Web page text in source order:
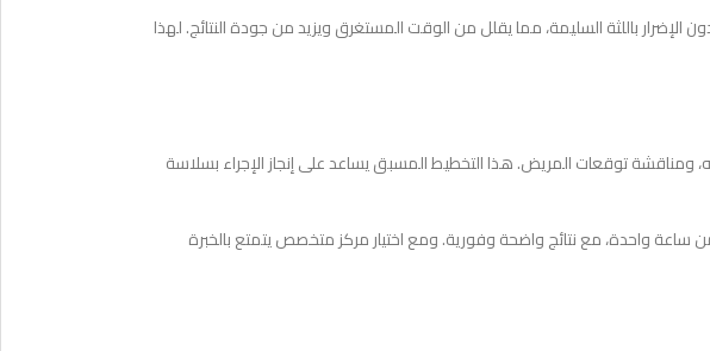
الإضرار باللثة السليمة، مما يقلل من الوقت المستغرق ويزيد من جودة النتائج. لهذا
توقعات المريض. هذا التخطيط المسبق يساعد على إنجاز الإجراء بسلاسة
واحدة، مع نتائج واضحة وفورية. ومع اختيار مركز متخصص يتمتع بالخبرة